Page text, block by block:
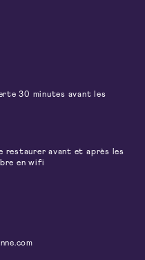
30 minutes avant les
restaurer avant et après les
en wifi